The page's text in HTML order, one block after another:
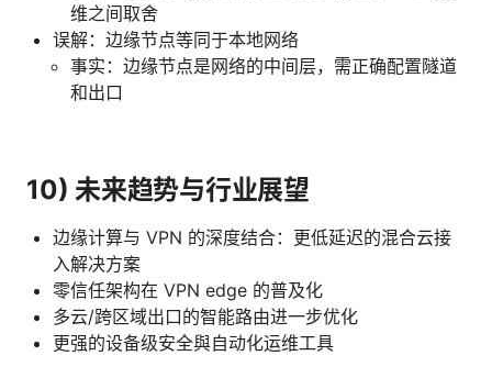
维之间取舍
误解：边缘节点等同于本地网络
事实：边缘节点是网络的中间层，需正确配置隧道
和出口
10) 未来趋势与行业展望
边缘计算与 VPN 的深度结合：更低延迟的混合云接
入解决方案
零信任架构在 VPN edge 的普及化
多云/跨区域出口的智能路由进一步优化
更强的设备级安全與自动化运维工具